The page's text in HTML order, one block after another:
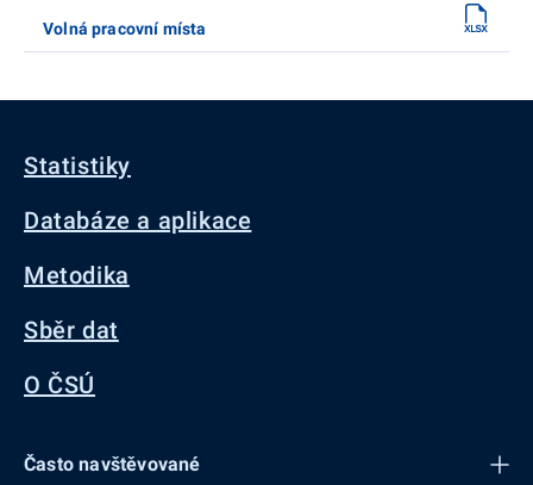
Volná pracovní místa
Statistiky
Databáze a aplikace
Metodika
Sběr dat
O ČSÚ
Často navštěvované